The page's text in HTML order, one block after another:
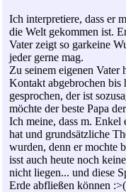
Ich interpretiere, dass er
die Welt gekommen ist.
Vater zeigt so garkeine
jeder gerne mag.
Zu seinem eigenen Vater
Kontakt abgebrochen bis
gesprochen, der ist
möchte der beste Papa
Ich meine, dass m.
hat und grundsätzliche
wurden, denn er mochte
isst auch heute noch
nicht liegen... und diese
Erde abfließen können